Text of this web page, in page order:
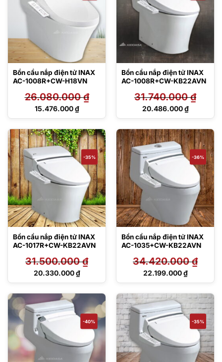
Bồn cầu nắp điện tử INAX
AC-1008R+CW-H18VN
26.080.000₫
Giá
26.080.000 ₫.
15.476.000₫
Giá
tại
là:
15.476.000 ₫.
Bồn cầu nắp điện tử INAX
AC-1008R+CW-KB22AVN
31.740.000₫
Giá
31.740.000 ₫.
20.486.000₫
Giá
tại
là:
20.486.000 ₫.
-35%
Bồn cầu nắp điện tử INAX
AC-1017R+CW-KB22AVN
31.500.000₫
Giá
31.500.000 ₫.
20.330.000₫
Giá
tại
là:
20.330.000 ₫.
-36%
Bồn cầu nắp điện tử INAX
AC-1035+CW-KB22AVN
34.420.000₫
Giá
34.420.000 ₫.
22.199.000₫
Giá
tại
là:
22.199.000 ₫.
-40% -35%